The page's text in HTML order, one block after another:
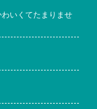
いくてたまりませ